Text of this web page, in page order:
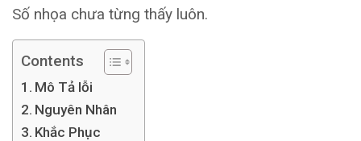
Số nhọa chưa từng thấy luôn.
Contents
Mô Tả lỗi
Nguyên Nhân
Khắc Phục